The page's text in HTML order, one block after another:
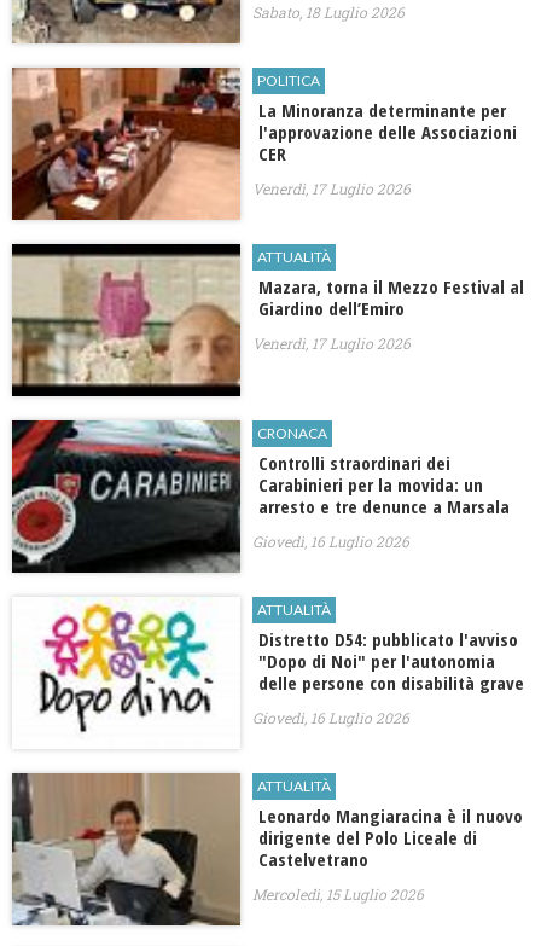
Sabato, 18 Luglio 2026
POLITICA
La Minoranza determinante per
l'approvazione delle Associazioni
CER
Venerdì, 17 Luglio 2026
ATTUALITÀ
Mazara, torna il Mezzo Festival al
Giardino dell’Emiro
Venerdì, 17 Luglio 2026
CRONACA
Controlli straordinari dei
Carabinieri per la movida: un
arresto e tre denunce a Marsala
Giovedì, 16 Luglio 2026
ATTUALITÀ
Distretto D54: pubblicato l'avviso
"Dopo di Noi" per l'autonomia
delle persone con disabilità grave
Giovedì, 16 Luglio 2026
ATTUALITÀ
Leonardo Mangiaracina è il nuovo
dirigente del Polo Liceale di
Castelvetrano
Mercoledì, 15 Luglio 2026